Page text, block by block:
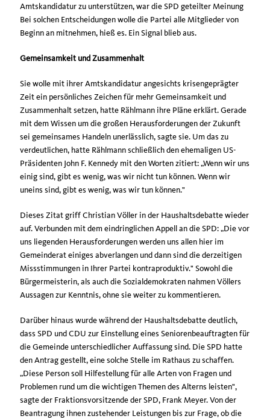
Amtskandidatur zu unterstützen, war die SPD geteilter Meinung
Bei solchen Entscheidungen wolle die Partei alle Mitglieder von
Beginn an mitnehmen, hieß es. Ein Signal blieb aus.
Gemeinsamkeit und Zusammenhalt
Sie wolle mit ihrer Amtskandidatur angesichts krisengeprägter
Zeit ein persönliches Zeichen für mehr Gemeinsamkeit und
Zusammenhalt setzen, hatte Rählmann ihre Pläne erklärt. Gerade
mit dem Wissen um die großen Herausforderungen der Zukunft
sei gemeinsames Handeln unerlässlich, sagte sie. Um das zu
verdeutlichen, hatte Rählmann schließlich den ehemaligen US-
Präsidenten John F. Kennedy mit den Worten zitiert: „Wenn wir uns
einig sind, gibt es wenig, was wir nicht tun können. Wenn wir
uneins sind, gibt es wenig, was wir tun können."
Dieses Zitat griff Christian Völler in der Haushaltsdebatte wieder
auf. Verbunden mit dem eindringlichen Appell an die SPD: „Die vor
uns liegenden Herausforderungen werden uns allen hier im
Gemeinderat einiges abverlangen und dann sind die derzeitigen
Missstimmungen in Ihrer Partei kontraproduktiv." Sowohl die
Bürgermeisterin, als auch die Sozialdemokraten nahmen Völlers
Aussagen zur Kenntnis, ohne sie weiter zu kommentieren.
Darüber hinaus wurde während der Haushaltsdebatte deutlich,
dass SPD und CDU zur Einstellung eines Seniorenbeauftragten für
die Gemeinde unterschiedlicher Auffassung sind. Die SPD hatte
den Antrag gestellt, eine solche Stelle im Rathaus zu schaffen.
Diese Person soll Hilfestellung für alle Arten von Fragen und
Problemen rund um die wichtigen Themen des Alterns leisten",
sagte der Fraktionsvorsitzende der SPD, Frank Meyer. Von der
Beantragung ihnen zustehender Leistungen bis zur Frage, ob die